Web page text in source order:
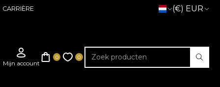
CARRIÈRE (€) EUR